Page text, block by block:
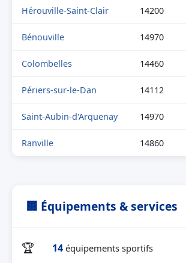
Hérouville-Saint-Clair 14200
Bénouville 14970
Colombelles 14460
Périers-sur-le-Dan 14112
Saint-Aubin-d'Arquenay 14970
Ranville 14860
🏢 Équipements & services
🏆 14 équipements sportifs